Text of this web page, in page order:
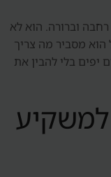
וברורה. הוא לא
הוא מסביר מה צריך
יפים בלי להבין את